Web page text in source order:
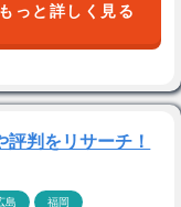
もっと詳しく見る
判をリサーチ！
島 福岡